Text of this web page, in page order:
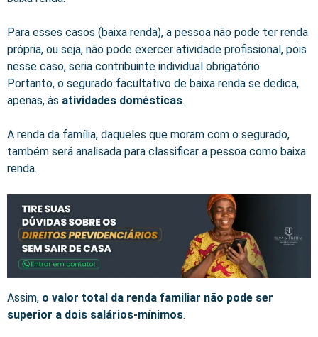
Para esses casos (baixa renda), a pessoa não pode ter renda
própria, ou seja, não pode exercer atividade profissional, pois
nesse caso, seria contribuinte individual obrigatório.
Portanto, o segurado facultativo de baixa renda se dedica,
apenas, às atividades domésticas.
A renda da família, daqueles que moram com o segurado,
também será analisada para classificar a pessoa como baixa
renda.
Assim, o valor total da renda familiar não pode ser
superior a dois salários-mínimos.